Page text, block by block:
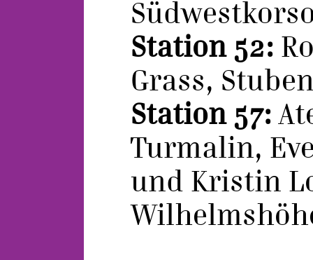
Station 52:
Grass,
Station 57:
Turmalin,
und Kristin